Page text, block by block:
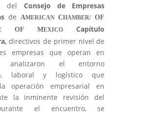
del Consejo de Empresas
de AMERICANCHAMBER/OF
OF MEXICO
Capítulo
directivos de primer nivel de
empresas que operan en
analizaron el entorno
laboral y logístico que
operación empresarial en
la inminente revisión del
el encuentro, se